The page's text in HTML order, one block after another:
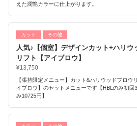
えた潤艶カラーに仕上がります。
カット その他
人気♪【個室】デザインカット+ハリウ
リフト【アイブロウ】
¥13,750
【張替限定メニュー】カット&ハリウッドブロウ
イブロウ】のセットメニューです【HBLのみ初
み10725円】